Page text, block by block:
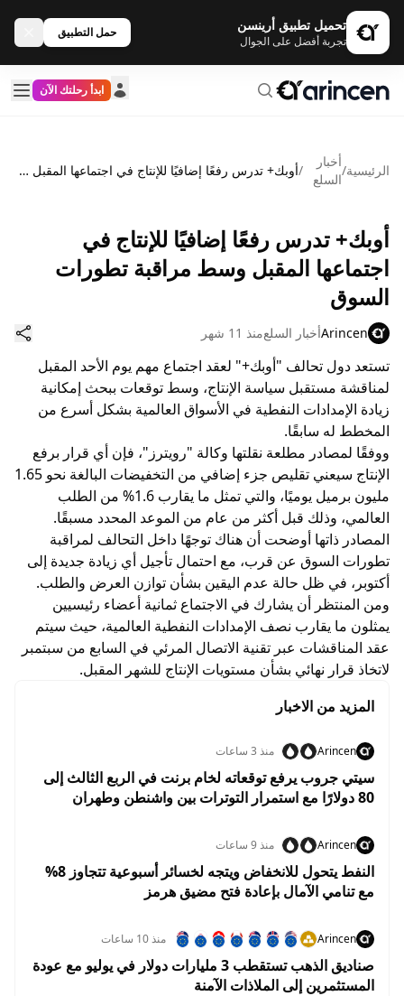
تحميل تطبيق أرينسن
تجربة أفضل على الجوال
حمل التطبيق
ابدأ رحلتك الآن
الرئيسية/
أخبار
السلع
/ أوبك+ تدرس رفعًا إضافيًا للإنتاج في اجتماعها المقبل وسط مراقبة تطورات السوق
أوبك+ تدرس رفعًا إضافيًا للإنتاج في
اجتماعها المقبل وسط مراقبة تطورات
السوق
Arincenأخبار السلعمنذ 11 شهر
تستعد دول تحالف "أوبك+" لعقد اجتماع مهم يوم الأحد المقبل
لمناقشة مستقبل سياسة الإنتاج، وسط توقعات ببحث إمكانية
زيادة الإمدادات النفطية في الأسواق العالمية بشكل أسرع من
المخطط له سابقًا.
ووفقًا لمصادر مطلعة نقلتها وكالة "رويترز"، فإن أي قرار برفع
الإنتاج سيعني تقليص جزء إضافي من التخفيضات البالغة نحو 1.65
مليون برميل يوميًا، والتي تمثل ما يقارب 1.6% من الطلب
العالمي، وذلك قبل أكثر من عام من الموعد المحدد مسبقًا.
المصادر ذاتها أوضحت أن هناك توجهًا داخل التحالف لمراقبة
تطورات السوق عن قرب، مع احتمال تأجيل أي زيادة جديدة إلى
أكتوبر، في ظل حالة عدم اليقين بشأن توازن العرض والطلب.
ومن المنتظر أن يشارك في الاجتماع ثمانية أعضاء رئيسيين
يمثلون ما يقارب نصف الإمدادات النفطية العالمية، حيث سيتم
عقد المناقشات عبر تقنية الاتصال المرئي في السابع من سبتمبر
لاتخاذ قرار نهائي بشأن مستويات الإنتاج للشهر المقبل.
المزيد من الاخبار
Arincen منذ 3 ساعات
سيتي جروب يرفع توقعاته لخام برنت في الربع الثالث إلى
80 دولارًا مع استمرار التوترات بين واشنطن وطهران
Arincen منذ 9 ساعات
النفط يتحول للانخفاض ويتجه لخسائر أسبوعية تتجاوز 8%
مع تنامي الآمال بإعادة فتح مضيق هرمز
Arincen منذ 10 ساعات
صناديق الذهب تستقطب 3 مليارات دولار في يوليو مع عودة
المستثمرين إلى الملاذات الآمنة